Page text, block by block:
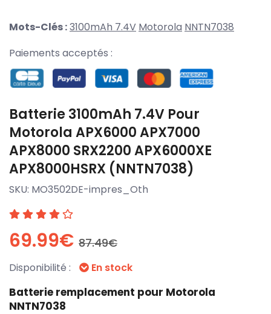
Mots-Clés :3100mAh 7.4V Motorola NNTN7038
Paiements acceptés :
Batterie 3100mAh 7.4V Pour
Motorola APX6000 APX7000
APX8000 SRX2200 APX6000XE
APX8000HSRX (NNTN7038)
SKU: MO3502DE-impres_Oth
69.99€ 87.49€
Disponibilité : En stock
Batterie remplacement pour Motorola
NNTN7038